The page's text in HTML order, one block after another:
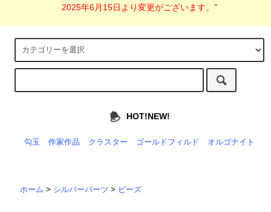
2025年6月15日より変更がございます。"
HOT!NEW!
勾玉 作家作品 クラスター ゴールドフィルド オルゴナイト
ホーム > シルバーパーツ > ビーズ